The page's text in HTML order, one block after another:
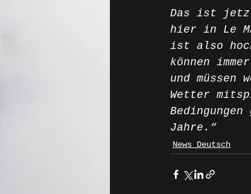
Das ist
hier in Le
ist also
können
und
Wetter
Jahre.“
News Deutsch